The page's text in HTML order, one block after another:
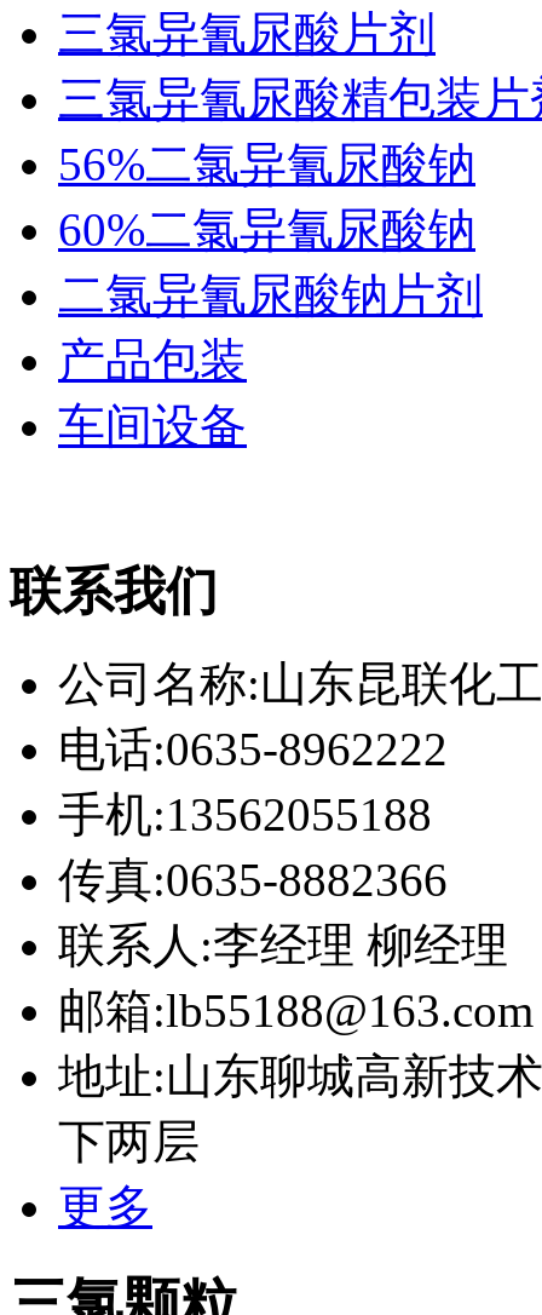
三氯异氰尿酸片剂
三氯异氰尿酸精包装片
56%二氯异氰尿酸钠
60%二氯异氰尿酸钠
二氯异氰尿酸钠片剂
产品包装
车间设备
联系我们
公司名称:山东昆联化
电话:0635-8962222
手机:13562055188
传真:0635-8882366
联系人:李经理 柳经理
邮箱:lb55188@163.com
地址:山东聊城高新技
下两层
更多